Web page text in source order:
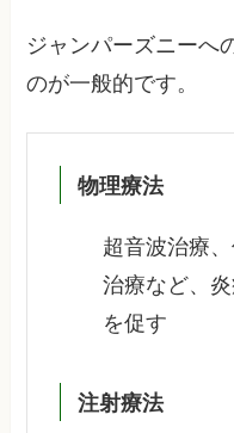
ジャンパーズニーへ
のが一般的です。
物理療法
超音波治療
治療など、
を促す
注射療法